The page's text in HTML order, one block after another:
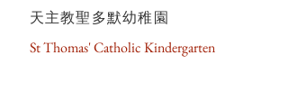
天主教聖多默幼稚園
St Thomas' Catholic Kindergarten